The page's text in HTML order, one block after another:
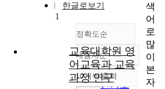
한글로보기
정확도순
정확도
순
인기도
내림차순
내림차순
10개씩 출력
1
교육대학원 영
어교육과 교육
과정 연구
색
어
로
많
이
본
자